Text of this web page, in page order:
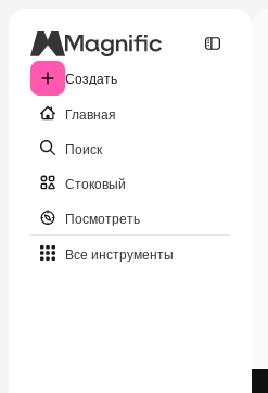
Создать
Главная
Поиск
Стоковый
Посмотреть
Все инструменты